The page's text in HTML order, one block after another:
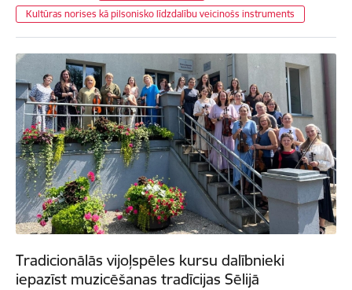
Kultūras norises kā pilsonisko līdzdalību veicinošs instruments
Tradicionālās vijoļspēles kursu dalībnieki
iepazīst muzicēšanas tradīcijas Sēlijā